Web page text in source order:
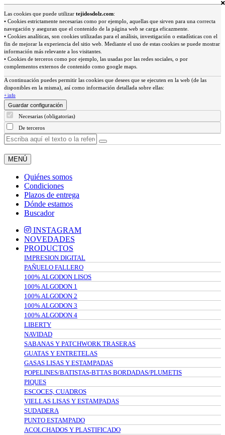
Las cookies que puede utilizar tejidosdolz.com:
• Cookies estrictamente necesarias como por ejemplo, aquellas que sirven para una correcta
navegación y aseguran que el contenido de la página web se carga eficazmente.
• Cookies analíticas, son cookies utilizadas para el análisis, investigación o estadísticas con el
fin de mejorar la experiencia del sitio web. Mediante el uso de estas cookies se puede mostrar
información más relevante a los visitantes.
• Cookies de terceros como por ejemplo, las usadas por las redes sociales, o por
complementos externos de contenido como google maps.
A continuación puedes permitir las cookies que desees que se ejecuten en la web (de las
disponibles en la misma), así como información detallada sobre ellas:
+ info
Guardar configuración
Necesarias (obligatorias)
De terceros
MENÚ
Quiénes somos
Condiciones
Plazos de entrega
Dónde estamos
Buscador
INSTAGRAM
NOVEDADES
PRODUCTOS
IMPRESION DIGITAL
PAÑUELO FALLERO
100% ALGODON LISOS
100% ALGODON 1
100% ALGODON 2
100% ALGODON 3
100% ALGODON 4
LIBERTY
NAVIDAD
SABANAS Y PATCHWORK TRASERAS
GUATAS Y ENTRETELAS
GASAS LISAS Y ESTAMPADAS
POPELINES/BATISTAS-BTTAS BORDADAS/PLUMETIS
PIQUES
ESCOCES, CUADROS
VIELLAS LISAS Y ESTAMPADAS
SUDADERA
PUNTO ESTAMPADO
ACOLCHADOS Y PLASTIFICADO